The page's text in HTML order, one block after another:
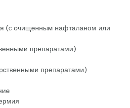
(с очищенным нафталаном или
препаратами)
препаратами)